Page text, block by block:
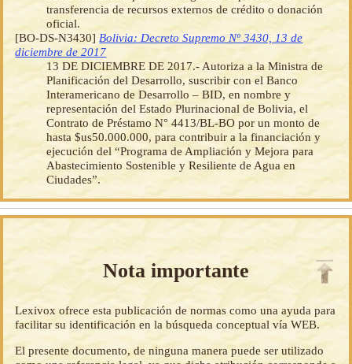
transferencia de recursos externos de crédito o donación
oficial.
[BO-DS-N3430] Bolivia: Decreto Supremo Nº 3430, 13 de
diciembre de 2017
13 DE DICIEMBRE DE 2017.- Autoriza a la Ministra de
Planificación del Desarrollo, suscribir con el Banco
Interamericano de Desarrollo – BID, en nombre y
representación del Estado Plurinacional de Bolivia, el
Contrato de Préstamo N° 4413/BL-BO por un monto de
hasta $us50.000.000, para contribuir a la financiación y
ejecución del “Programa de Ampliación y Mejora para
Abastecimiento Sostenible y Resiliente de Agua en
Ciudades”.
Nota importante
Lexivox ofrece esta publicación de normas como una ayuda para
facilitar su identificación en la búsqueda conceptual vía WEB.
El presente documento, de ninguna manera puede ser utilizado